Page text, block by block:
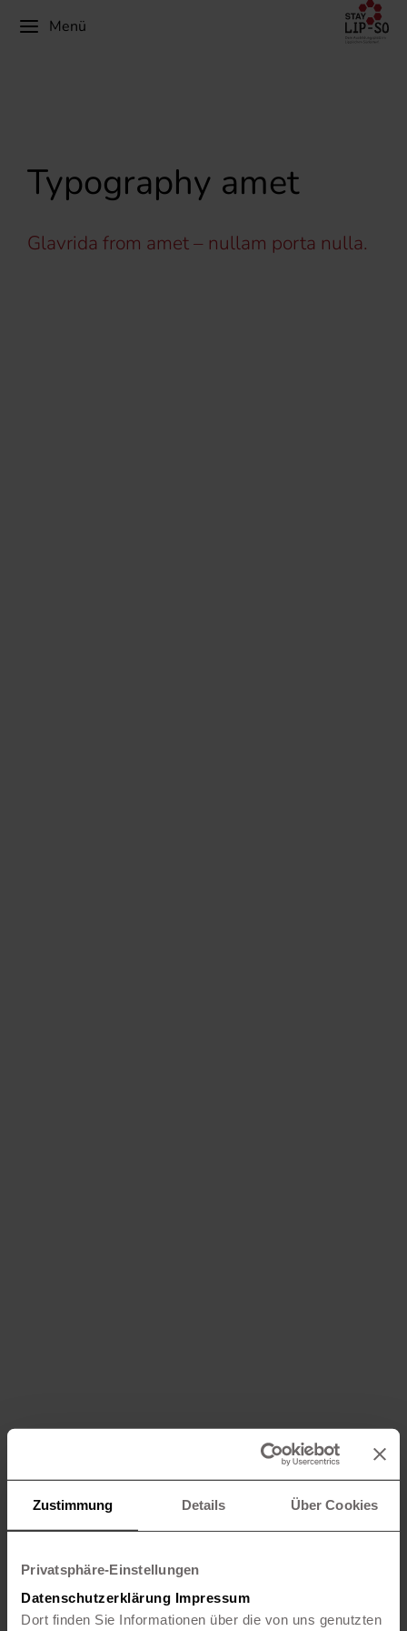
Zustimmung Details Über Cookies
Privatsphäre-Einstellungen
Datenschutzerklärung Impressum
Dort finden Sie Informationen über die von uns genutzten
Menü
Typography amet
Glavrida from amet – nullam porta nulla.